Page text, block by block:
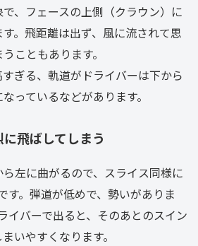
、フェースの上側（クラウン）に
。飛距離は出ず、風に流されて思
こともあります。
ぎる、軌道がドライバーは下から
っているなどがあります。
飛ばしてしまう
左に曲がるので、スライス同様に
す。弾道が低めで、勢いがありま
イバーで出ると、そのあとのスイン
いやすくなります。